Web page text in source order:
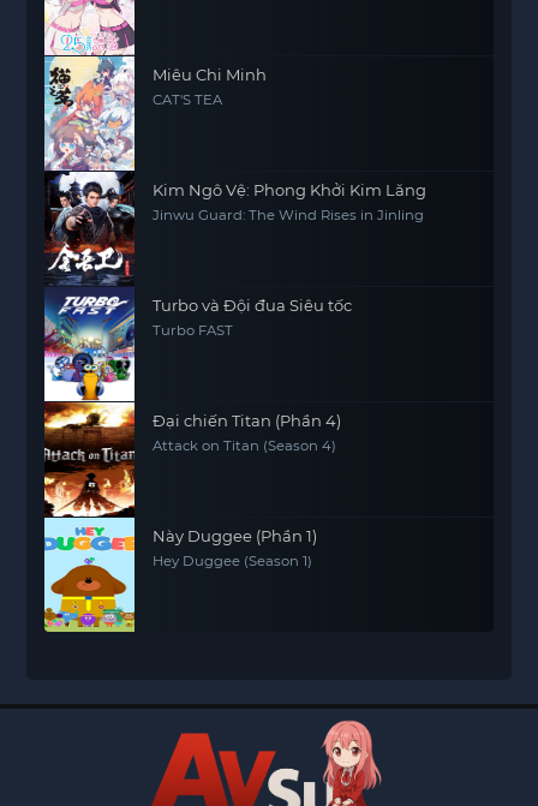
Miêu Chi Minh
CAT'S TEA
Kim Ngô Vệ: Phong Khởi Kim Lăng
Jinwu Guard: The Wind Rises in Jinling
Turbo và Đội đua Siêu tốc
Turbo FAST
Đại chiến Titan (Phần 4)
Attack on Titan (Season 4)
Này Duggee (Phần 1)
Hey Duggee (Season 1)